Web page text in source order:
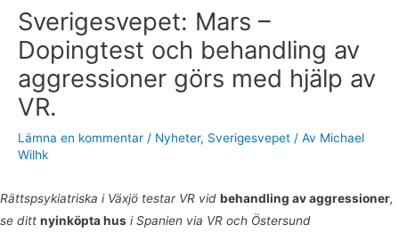
Sverigesvepet: Mars –
Dopingtest och behandling av
aggressioner görs med hjälp av
VR.
Lämna en kommentar / Nyheter, Sverigesvepet / Av Michael
Wilhk
Rättspsykiatriska i Växjö testar VR vid behandling av aggressioner,
se ditt nyinköpta hus i Spanien via VR och Östersund